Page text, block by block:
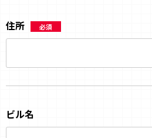
住所 必須
ビル名